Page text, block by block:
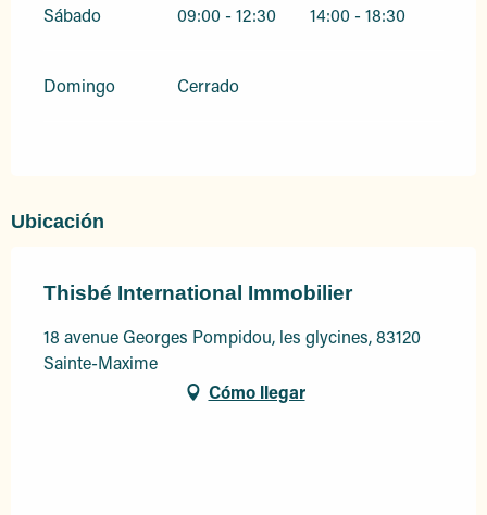
Sábado 09:00 - 12:30 14:00 - 18:30
Domingo Cerrado
Ubicación
Thisbé International Immobilier
18 avenue Georges Pompidou, les glycines, 83120
Sainte-Maxime
Cómo llegar